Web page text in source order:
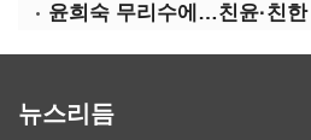
윤희숙 무리수에…친윤·친
뉴스리듬